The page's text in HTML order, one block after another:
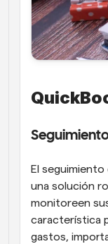
El
una solución
monitoreen
característica
gastos,